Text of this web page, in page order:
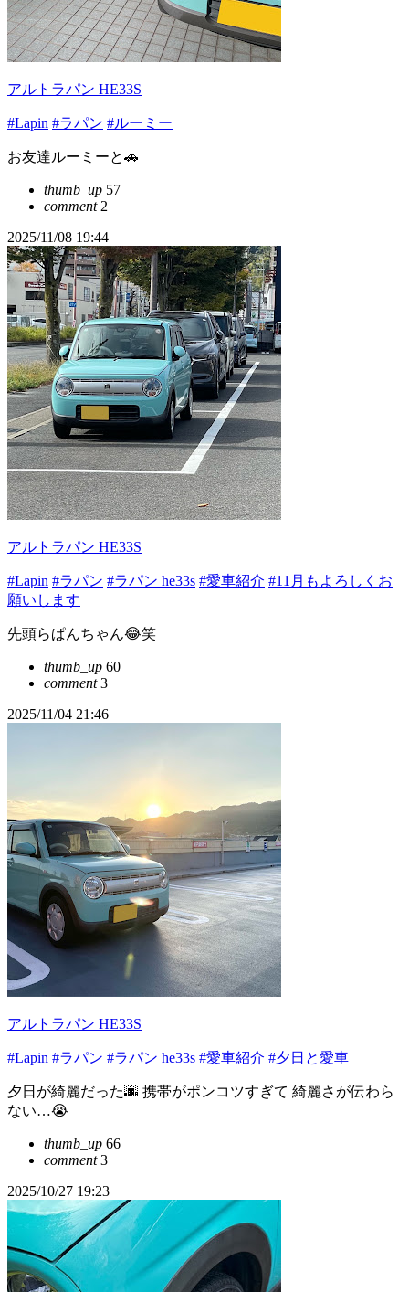
アルトラパン HE33S
#Lapin #ラパン #ルーミー
お友達ルーミーと🚗
thumb_up 57
comment2
2025/11/08 19:44
アルトラパン HE33S
#Lapin #ラパン #ラパン he33s #愛車紹介 #11月もよろしくお
願いします
先頭らぱんちゃん😂笑
thumb_up 60
comment3
2025/11/04 21:46
アルトラパン HE33S
#Lapin #ラパン #ラパン he33s #愛車紹介 #夕日と愛車
夕日が綺麗だった🌆 携帯がポンコツすぎて 綺麗さが伝わら
ない…😭
thumb_up 66
comment3
2025/10/27 19:23